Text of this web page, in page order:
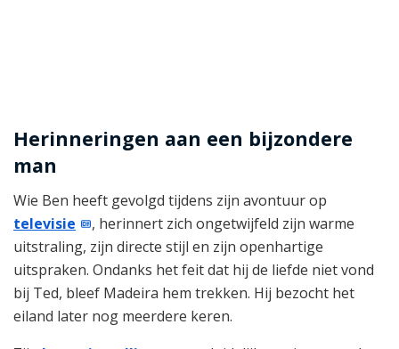
Herinneringen aan een bijzondere
man
Wie Ben heeft gevolgd tijdens zijn avontuur op
televisie
, herinnert zich ongetwijfeld zijn warme
uitstraling, zijn directe stijl en zijn openhartige
uitspraken. Ondanks het feit dat hij de liefde niet vond
bij Ted, bleef Madeira hem trekken. Hij bezocht het
eiland later nog meerdere keren.